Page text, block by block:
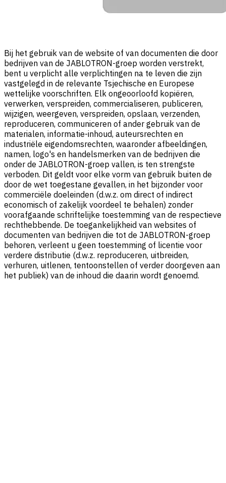
Bij het gebruik van de website of van documenten die door
bedrijven van de JABLOTRON-groep worden verstrekt,
bent u verplicht alle verplichtingen na te leven die zijn
vastgelegd in de relevante Tsjechische en Europese
wettelijke voorschriften. Elk ongeoorloofd kopiëren,
verwerken, verspreiden, commercialiseren, publiceren,
wijzigen, weergeven, verspreiden, opslaan, verzenden,
reproduceren, communiceren of ander gebruik van de
materialen, informatie-inhoud, auteursrechten en
industriële eigendomsrechten, waaronder afbeeldingen,
namen, logo's en handelsmerken van de bedrijven die
onder de JABLOTRON-groep vallen, is ten strengste
verboden. Dit geldt voor elke vorm van gebruik buiten de
door de wet toegestane gevallen, in het bijzonder voor
commerciële doeleinden (d.w.z. om direct of indirect
economisch of zakelijk voordeel te behalen) zonder
voorafgaande schriftelijke toestemming van de respectieve
rechthebbende. De toegankelijkheid van websites of
documenten van bedrijven die tot de JABLOTRON-groep
behoren, verleent u geen toestemming of licentie voor
verdere distributie (d.w.z. reproduceren, uitbreiden,
verhuren, uitlenen, tentoonstellen of verder doorgeven aan
het publiek) van de inhoud die daarin wordt genoemd.